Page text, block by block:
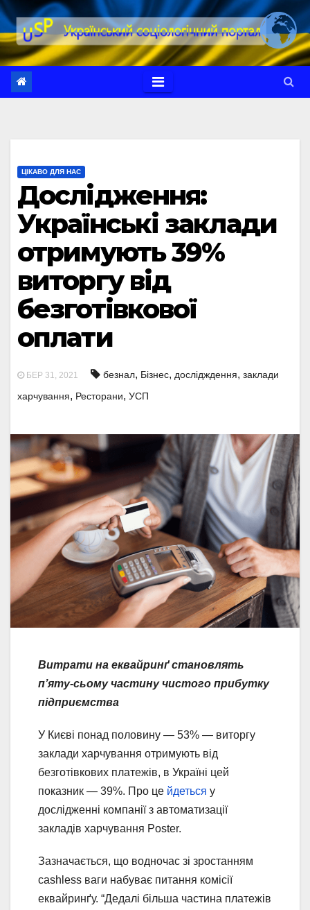
Перейти
до
вмісту
ЦІКАВО ДЛЯ НАС
Дослідження:
Українські заклади
отримують 39%
виторгу від
безготівкової
оплати
БЕР 31, 2021 безнал, Бізнес, дослідждення, заклади
харчування, Ресторани, УСП
Витрати на еквайринґ становлять
п’яту-сьому частину чистого прибутку
підприємства
У Києві понад половину — 53% — виторгу
заклади харчування отримують від
безготівкових платежів, в Україні цей
показник — 39%. Про це йдеться у
дослідженні компанії з автоматизації
закладів харчування Poster.
Зазначається, що водночас зі зростанням
cashless ваги набуває питання комісії
еквайринґу. “Дедалі більша частина платежів